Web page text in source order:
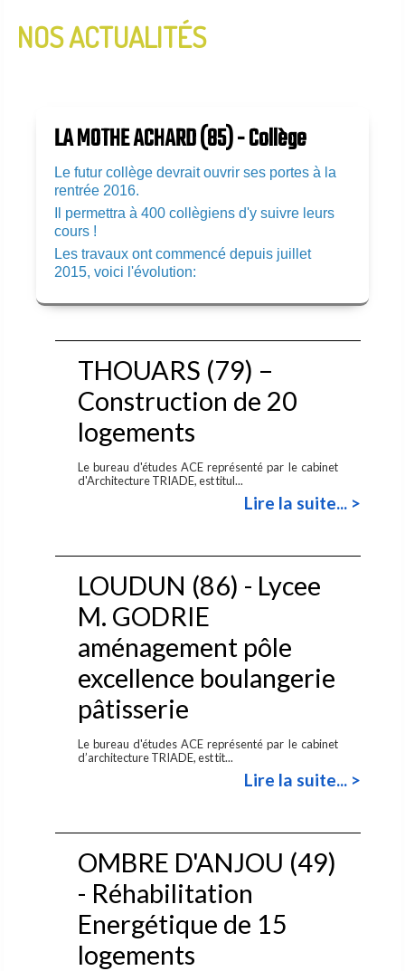
InfoLettre N°2 - Janvier 2020
NOS ACTUALITÉS
LA MOTHE ACHARD (85) - Collège
Le futur collège devrait ouvrir ses portes à la
rentrée 2016.
Il permettra à 400 collègiens d'y suivre leurs
cours !
Les travaux ont commencé depuis juillet
2015, voici l'évolution:
THOUARS (79) –
Construction de 20
logements
Le bureau d'études ACE représenté par le cabinet
d'Architecture TRIADE, est titul...
Lire la suite... >
LOUDUN (86) - Lycee
M. GODRIE
aménagement pôle
excellence boulangerie
pâtisserie
Le bureau d'études ACE représenté par le cabinet
d’architecture TRIADE, est tit...
Lire la suite... >
OMBRE D'ANJOU (49)
- Réhabilitation
Energétique de 15
logements